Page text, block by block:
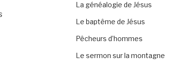
La généalogie de Jésus
Le baptême de Jésus
Pêcheurs d’hommes
Le sermon sur la montagne